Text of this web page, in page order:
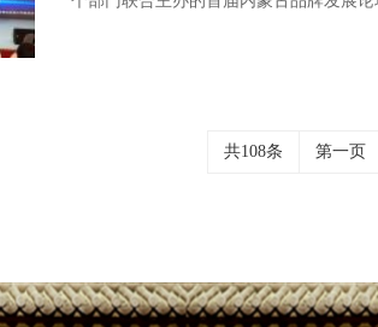
共108条 第一页